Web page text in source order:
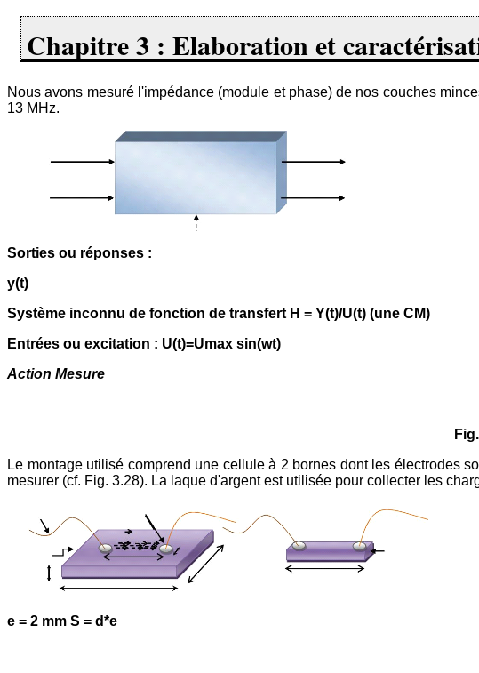
Chapitre 3 : Elaboration et
Nous avons mesuré l'impédance (module et phase) de nos couches
13 MHz.
Sorties ou réponses :
y(t)
Système inconnu de fonction de transfert H = Y(t)/U(t) (une CM)
Entrées ou excitation : U(t)=Umax sin(wt)
Action Mesure
Le montage utilisé comprend une cellule à 2 bornes dont les électrodes
mesurer (cf. Fig. 3.28). La laque d'argent est utilisée pour collecter les
e = 2 mm S = d*e